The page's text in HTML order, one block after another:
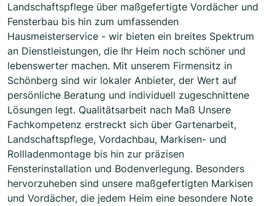
Landschaftspflege über maßgefertigte Vordächer und
Fensterbau bis hin zum umfassenden
Hausmeisterservice - wir bieten ein breites Spektrum
an Dienstleistungen, die Ihr Heim noch schöner und
lebenswerter machen. Mit unserem Firmensitz in
Schönberg sind wir lokaler Anbieter, der Wert auf
persönliche Beratung und individuell zugeschnittene
Lösungen legt. Qualitätsarbeit nach Maß Unsere
Fachkompetenz erstreckt sich über Gartenarbeit,
Landschaftspflege, Vordachbau, Markisen- und
Rollladenmontage bis hin zur präzisen
Fensterinstallation und Bodenverlegung. Besonders
hervorzuheben sind unsere maßgefertigten Markisen
und Vordächer, die jedem Heim eine besondere Note